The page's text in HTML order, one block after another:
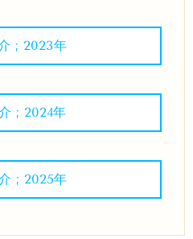
; 2023年
; 2024年
; 2025年